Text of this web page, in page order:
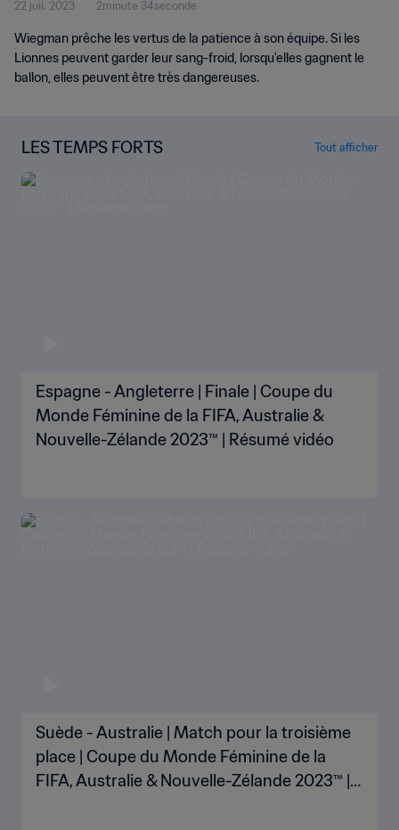
22 juil. 2023 2minute 34seconde
Wiegman prêche les vertus de la patience à son équipe. Si les
Lionnes peuvent garder leur sang-froid, lorsqu'elles gagnent le
ballon, elles peuvent être très dangereuses.
LES TEMPS FORTS Tout afficher
Espagne - Angleterre | Finale | Coupe du
Monde Féminine de la FIFA, Australie &
Nouvelle-Zélande 2023™ | Résumé vidéo
Suède - Australie | Match pour la troisième
place | Coupe du Monde Féminine de la
FIFA, Australie & Nouvelle-Zélande 2023™ |